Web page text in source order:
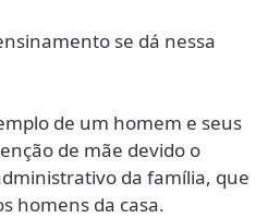
se dá nessa
de um homem e seus
de mãe devido o
da família, que
homens da casa.